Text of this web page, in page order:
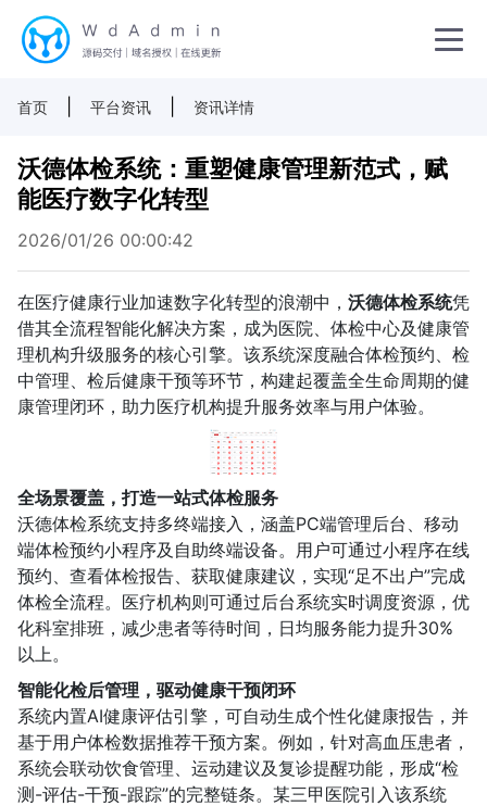
首页 平台资讯 资讯详情
沃德体检系统：重塑健康管理新范式，赋
能医疗数字化转型
2026/01/26 00:00:42
在医疗健康行业加速数字化转型的浪潮中， 沃德体检系统凭
借其全流程智能化解决方案，成为医院、体检中心及健康管
理机构升级服务的核心引擎。该系统深度融合体检预约、检
中管理、检后健康干预等环节，构建起覆盖全生命周期的健
康管理闭环，助力医疗机构提升服务效率与用户体验。
全场景覆盖，打造一站式体检服务
沃德体检系统支持多终端接入，涵盖PC端管理后台、移动
端体检预约小程序及自助终端设备。用户可通过小程序在线
预约、查看体检报告、获取健康建议，实现“足不出户”完成
体检全流程。医疗机构则可通过后台系统实时调度资源，优
化科室排班，减少患者等待时间，日均服务能力提升30%
以上。
智能化检后管理，驱动健康干预闭环
系统内置AI健康评估引擎，可自动生成个性化健康报告，并
基于用户体检数据推荐干预方案。例如，针对高血压患者，
系统会联动饮食管理、运动建议及复诊提醒功能，形成“检
测-评估-干预-跟踪”的完整链条。某三甲医院引入该系统